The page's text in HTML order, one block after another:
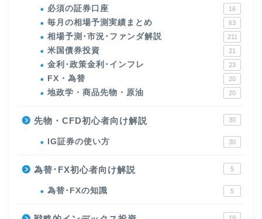
必須の証券口座 16
毎月の相場予測実績まとめ 63
相場予測･市況･ファンダ解説 211
米国債券投資 21
金利･政策金利･インフレ 23
FX・為替 20
地政学・商品先物・原油 20
先物・CFD初心者向け解説 30
IG証券の使い方 30
為替･FX初心者向け解説 5
為替･FXの知識 5